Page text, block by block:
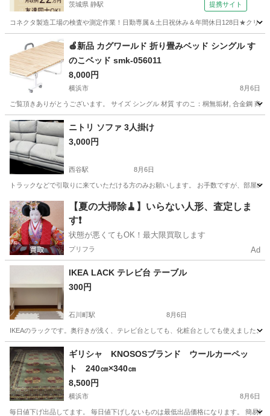
茨城県 静駅 提携サイト
コネクタ製造工場の検査や測定作業！日勤専属＆土日祝休み＆年間休日128日★クリ
常陸大宮市 静駅
🍎新品 カグワールド 折り畳みベッド シングル す
のこベッド smk-056011
8,000円
横浜市 8月6日
ご覧頂きありがとうございます。 サイズ シングル 材質 すのこ：桐無垢材, 合金鋼 商
神奈川 横浜市 ベッド
ニトリ ソファ 3人掛け
3,000円
西谷駅 8月6日
トラックなどで引取りに来ていただける方のみお願いします。 お手数ですが、部屋
神奈川 西谷駅 ソファ ニトリ
【夏の大掃除🧹】いらない人形、査定しま
す❗️
状態が悪くてもOK！最大限買取します
プリフラ Ad
IKEA LACK テレビ台 テーブル
300円
石川町駅 8月6日
IKEAのラックです。奥行きが浅く、テレビ台としても、化粧台としても使えました
神奈川 横浜市 石川町駅
ギリシャ KNOSOSブランド ウールカーペッ
ト 240㎝×340㎝
8,500円
横浜市 8月6日
毎日値下げ出品してます。 毎日値下げしないものは最低出品価格になります。 簡易